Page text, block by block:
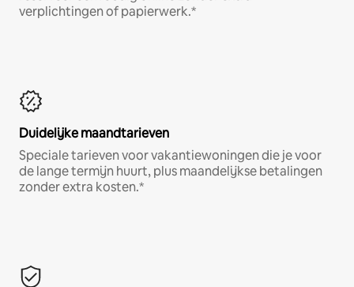
verplichtingen of papierwerk.*
Duidelijke maandtarieven
Speciale tarieven voor vakantiewoningen die je voor
de lange termijn huurt, plus maandelijkse betalingen
zonder extra kosten.*